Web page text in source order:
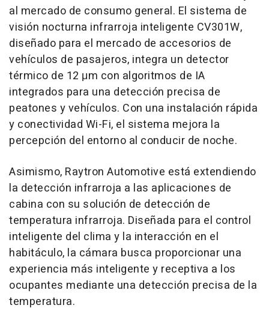
al mercado de consumo general. El sistema de
visión nocturna infrarroja inteligente CV301W,
diseñado para el mercado de accesorios de
vehículos de pasajeros, integra un detector
térmico de 12 μm con algoritmos de IA
integrados para una detección precisa de
peatones y vehículos. Con una instalación rápida
y conectividad Wi-Fi, el sistema mejora la
percepción del entorno al conducir de noche.
Asimismo, Raytron Automotive está extendiendo
la detección infrarroja a las aplicaciones de
cabina con su solución de detección de
temperatura infrarroja. Diseñada para el control
inteligente del clima y la interacción en el
habitáculo, la cámara busca proporcionar una
experiencia más inteligente y receptiva a los
ocupantes mediante una detección precisa de la
temperatura.